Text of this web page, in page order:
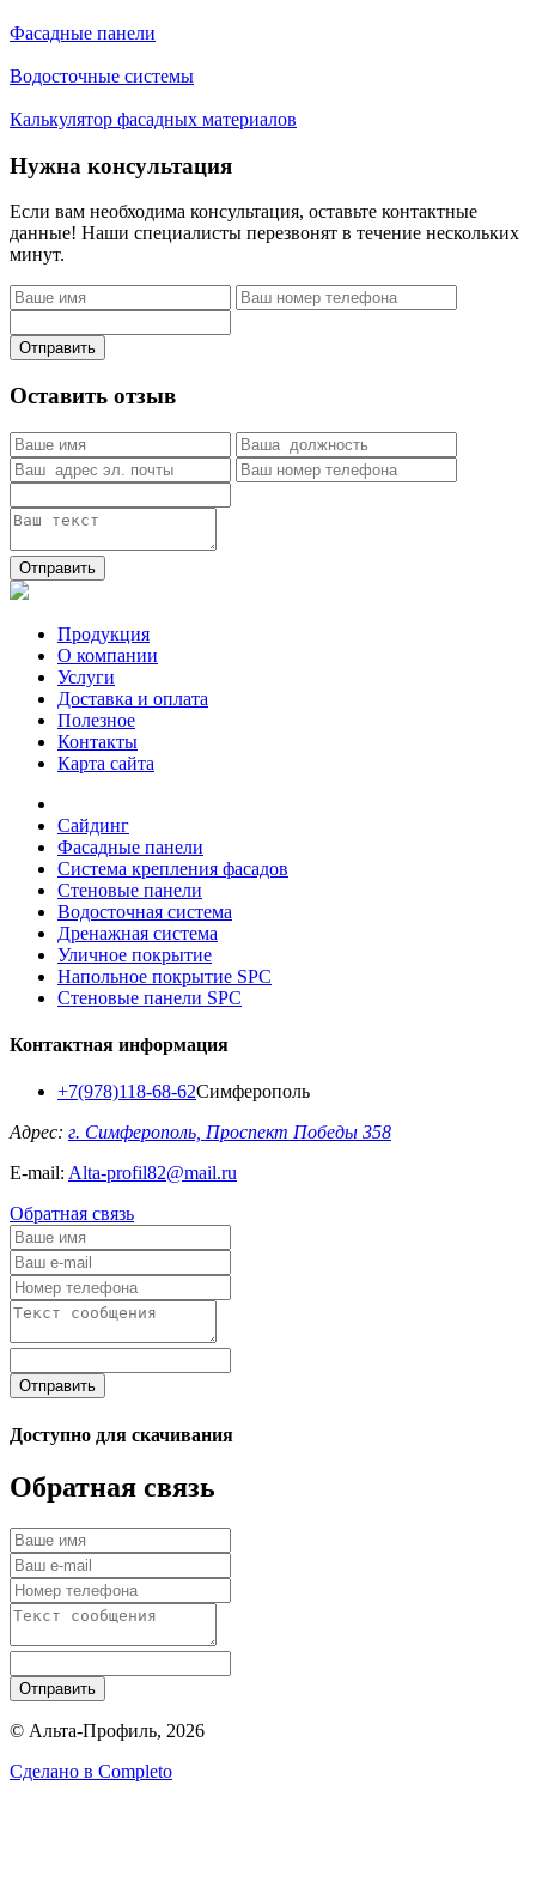
Фасадные панели
Водосточные системы
Калькулятор фасадных материалов
Нужна консультация
Если вам необходима консультация, оставьте контактные
данные! Наши специалисты перезвонят в течение нескольких
минут.
Отправить
Оставить отзыв
Отправить
Продукция
О компании
Услуги
Доставка и оплата
Полезное
Контакты
Карта сайта
Сайдинг
Фасадные панели
Система крепления фасадов
Стеновые панели
Водосточная система
Дренажная система
Уличное покрытие
Напольное покрытие SPC
Стеновые панели SPC
Контактная информация
+7(978)118-68-62Симферополь
Адрес: г. Симферополь, Проспект Победы 358
E-mail: Alta-profil82@mail.ru
Обратная связь
Отправить
Доступно для скачивания
Обратная связь
Отправить
© Альта-Профиль, 2026
Сделано в Completo